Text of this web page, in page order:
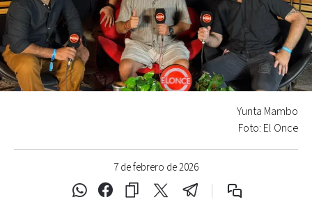
7 de febrero de 2026
Yunta Mambo
Foto: El Once